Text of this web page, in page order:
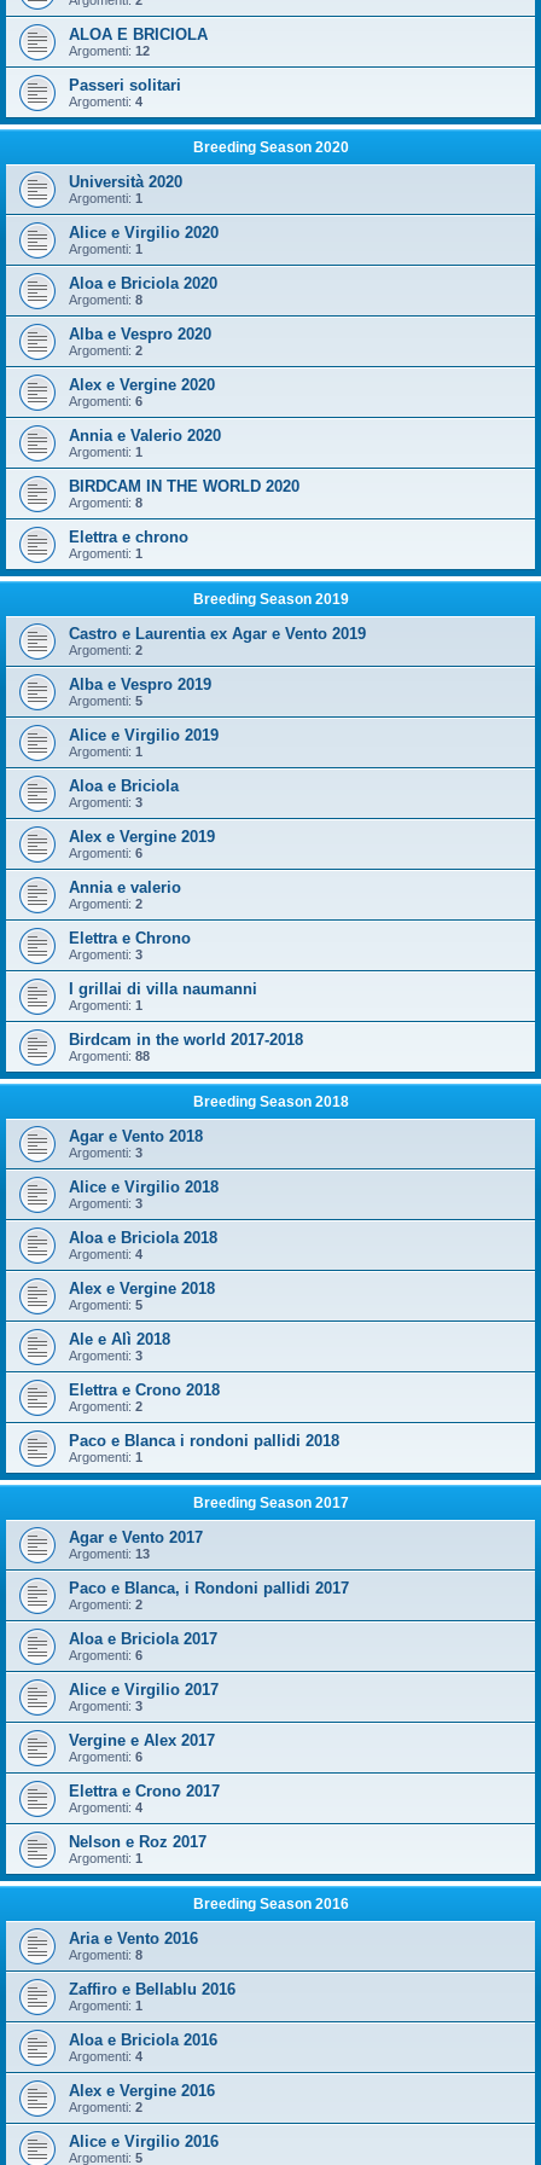
ALOA E BRICIOLA
Argomenti: 12
Passeri solitari
Argomenti: 4
Breeding Season 2020
Università 2020
Argomenti: 1
Alice e Virgilio 2020
Argomenti: 1
Aloa e Briciola 2020
Argomenti: 8
Alba e Vespro 2020
Argomenti: 2
Alex e Vergine 2020
Argomenti: 6
Annia e Valerio 2020
Argomenti: 1
BIRDCAM IN THE WORLD 2020
Argomenti: 8
Elettra e chrono
Argomenti: 1
Breeding Season 2019
Castro e Laurentia ex Agar e Vento 2019
Argomenti: 2
Alba e Vespro 2019
Argomenti: 5
Alice e Virgilio 2019
Argomenti: 1
Aloa e Briciola
Argomenti: 3
Alex e Vergine 2019
Argomenti: 6
Annia e valerio
Argomenti: 2
Elettra e Chrono
Argomenti: 3
I grillai di villa naumanni
Argomenti: 1
Birdcam in the world 2017-2018
Argomenti: 88
Breeding Season 2018
Agar e Vento 2018
Argomenti: 3
Alice e Virgilio 2018
Argomenti: 3
Aloa e Briciola 2018
Argomenti: 4
Alex e Vergine 2018
Argomenti: 5
Ale e Alì 2018
Argomenti: 3
Elettra e Crono 2018
Argomenti: 2
Paco e Blanca i rondoni pallidi 2018
Argomenti: 1
Breeding Season 2017
Agar e Vento 2017
Argomenti: 13
Paco e Blanca, i Rondoni pallidi 2017
Argomenti: 2
Aloa e Briciola 2017
Argomenti: 6
Alice e Virgilio 2017
Argomenti: 3
Vergine e Alex 2017
Argomenti: 6
Elettra e Crono 2017
Argomenti: 4
Nelson e Roz 2017
Argomenti: 1
Breeding Season 2016
Aria e Vento 2016
Argomenti: 8
Zaffiro e Bellablu 2016
Argomenti: 1
Aloa e Briciola 2016
Argomenti: 4
Alex e Vergine 2016
Argomenti: 2
Alice e Virgilio 2016
Argomenti: 5